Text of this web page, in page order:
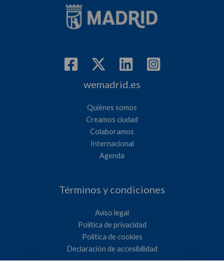
wemadrid.es
Quiénes somos
Creamos ciudad
Colaboramos
Internacional
Agenda
Términos y condiciones
Aviso legal
Política de privacidad
Política de cookies
Declaración de accesibilidad